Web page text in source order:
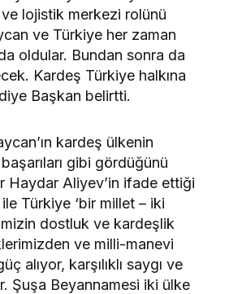
lojistik merkezi rolünü
ve Türkiye her zaman
oldular. Bundan sonra da
Kardeş Türkiye halkına
Başkan belirtti.
kardeş ülkenin
başarıları gibi gördüğünü
Haydar Aliyev’in ifade ettiği
Türkiye ‘bir millet – iki
dostluk ve kardeşlik
ve milli-manevi
alıyor, karşılıklı saygı ve
Şuşa Beyannamesi iki ülke